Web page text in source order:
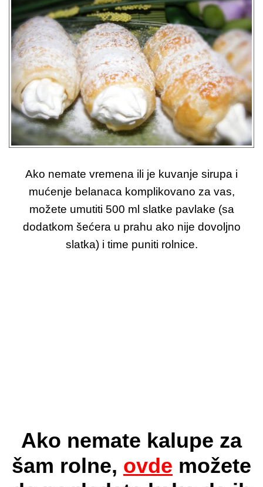
Ako nemate vremena ili je kuvanje sirupa i
mućenje belanaca komplikovano za vas,
možete umutiti 500 ml slatke pavlake (sa
dodatkom šećera u prahu ako nije dovoljno
slatka) i time puniti rolnice.
Ako nemate kalupe za
šam rolne, ovde možete